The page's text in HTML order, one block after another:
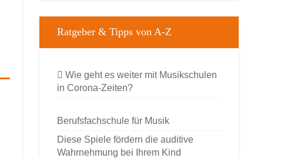
Ratgeber & Tipps von A-Z
Wie geht es weiter mit Musikschulen
in Corona-Zeiten?
Berufsfachschule für Musik
Diese Spiele fördern die auditive
Wahrnehmung bei Ihrem Kind